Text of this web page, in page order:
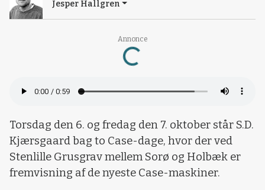
Annonce
Loading...
Jesper Hallgren
Torsdag den 6. og fredag den 7. oktober står S.D.
Kjærsgaard bag to Case-dage, hvor der ved
Stenlille Grusgrav mellem Sorø og Holbæk er
fremvisning af de nyeste Case-maskiner.